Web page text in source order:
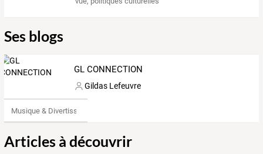
Ses blogs
GL CONNECTION
Gildas Lefeuvre
Musique & Divertissements
Articles à découvrir